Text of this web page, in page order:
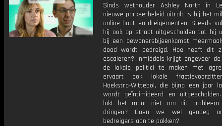
Sinds wethouder Ashley North in
nieuwe parkeerbeleid uitrolt is hij het
online haat en dreigementen. Steeds
hij ook op straat uitgescholden tot hij
bij een bewonersbijeenkomst
dood wordt bedreigd. Hoe heeft dit
escaleren? Inmiddels krijgt ongeveer
de lokale politici te maken met
ervaart ook lokale
Hoekstra-Wittebol, die bijna een jaar
wordt geïntimideerd en
lukt het maar niet om dit
dringen? Doen we wel genoeg
bedreigers aan te pakken?